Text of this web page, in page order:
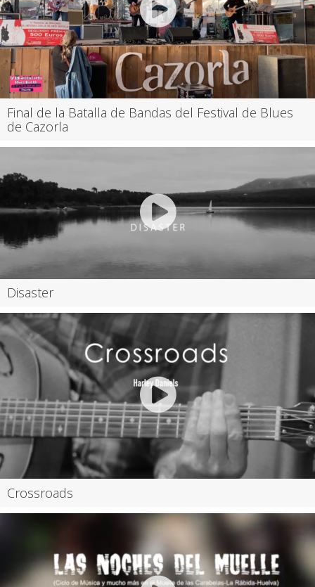
Final de la Batalla de Bandas del Festival de Blues
de Cazorla
Disaster
Crossroads